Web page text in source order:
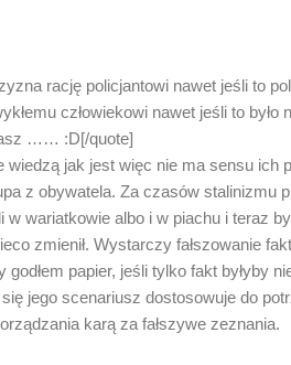
rację policjantowi nawet jeśli to
człowiekowi nawet jeśli to było
…… :D[/quote]
wiedzą jak jest więc nie ma sensu ich
z obywatela. Za czasów stalinizmu
wariatkowie albo i w piachu i teraz
zmienił. Wystarczy fałszowanie
papier, jeśli tylko fakt byłyby
jego scenariusz dostosowuje do
karą za fałszywe zeznania.